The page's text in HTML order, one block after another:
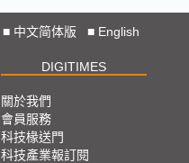
■ 中文简体版 ■ English
DIGITIMES
關於我們
會員服務
科技椽送門
科技產業報訂閱